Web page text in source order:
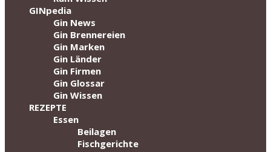
GINpedia
Gin News
Gin Brennereien
Gin Marken
Gin Länder
Gin Firmen
Gin Glossar
Gin Wissen
REZEPTE
Essen
Beilagen
Fischgerichte